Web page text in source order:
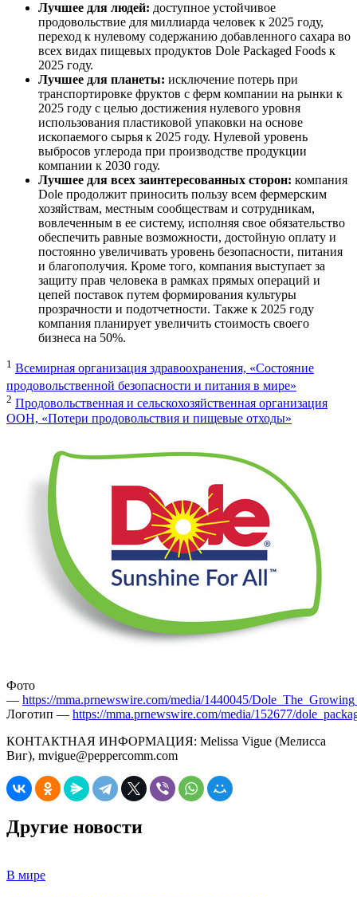
Лучшее для людей: доступное устойчивое
продовольствие для миллиарда человек к 2025 году,
переход к нулевому содержанию добавленного сахара во
всех видах пищевых продуктов Dole Packaged Foods к
2025 году.
Лучшее для планеты: исключение потерь при
транспортировке фруктов с ферм компании на рынки к
2025 году с целью достижения нулевого уровня
использования пластиковой упаковки на основе
ископаемого сырья к 2025 году. Нулевой уровень
выбросов углерода при производстве продукции
компании к 2030 году.
Лучшее для всех заинтересованных сторон: компания
Dole продолжит приносить пользу всем фермерским
хозяйствам, местным сообществам и сотрудникам,
вовлеченным в ее систему, исполняя свое обязательство
обеспечить равные возможности, достойную оплату и
постоянно увеличивать уровень безопасности, питания
и благополучия. Кроме того, компания выступает за
защиту прав человека в рамках прямых операций и
цепей поставок путем формирования культуры
прозрачности и подотчетности. Также к 2025 году
компания планирует увеличить стоимость своего
бизнеса на 50%.
1 Всемирная организация здравоохранения, «Состояние
продовольственной безопасности и питания в мире»
2 Продовольственная и сельскохозяйственная организация
ООН, «Потери продовольствия и пищевые отходы»
Фото
— https://mma.prnewswire.com/media/1440045/
Логотип — https://mma.prnewswire.com/media/152677/
КОНТАКТНАЯ ИНФОРМАЦИЯ: Melissa Vigue (Мелисса
Виг), mvigue@peppercomm.com
Другие новости
В мире